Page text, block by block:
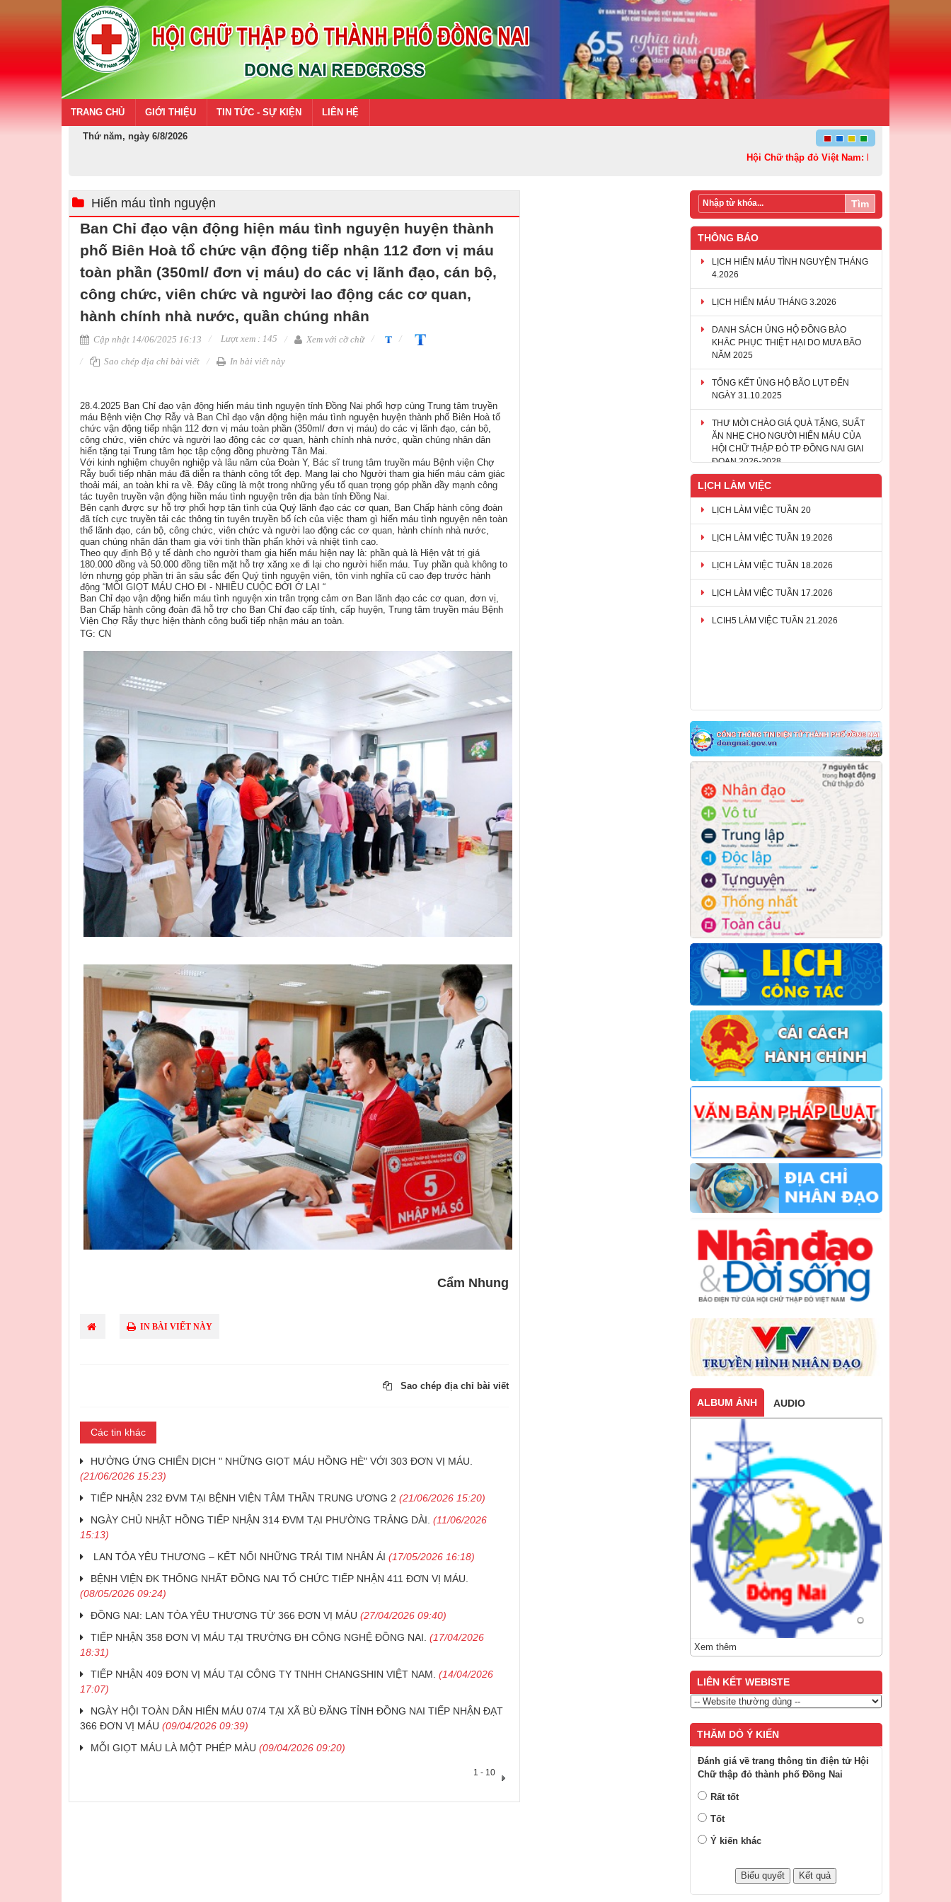
TRANG CHỦ GIỚI THIỆU TIN TỨC - SỰ KIỆN LIÊN HỆ
Thứ năm, ngày 6/8/2026
Hội Chữ thập đỏ Việt Nam: Kết nối – Sẻ chia và
Tìm
Hiến máu tình nguyện
Ban Chỉ đạo vận động hiện máu tình nguyện huyện thành
phố Biên Hoà tổ chức vận động tiếp nhận 112 đơn vị máu
toàn phần (350ml/ đơn vị máu) do các vị lãnh đạo, cán bộ,
công chức, viên chức và người lao động các cơ quan,
hành chính nhà nước, quần chúng nhân
Cập nhật 14/06/2025 16:13 Lượt xem : 145 Xem với cỡ chữ
Sao chép địa chỉ bài viết In bài viết này
28.4.2025 Ban Chỉ đạo vận động hiến máu tình nguyện tỉnh Đồng Nai phối hợp cùng Trung tâm truyền
máu Bệnh viện Chợ Rẫy và Ban Chỉ đạo vận động hiện máu tình nguyện huyện thành phố Biên Hoà tổ
chức vận động tiếp nhận 112 đơn vị máu toàn phần (350ml/ đơn vị máu) do các vị lãnh đạo, cán bộ,
công chức, viên chức và người lao động các cơ quan, hành chính nhà nước, quần chúng nhân dân
hiến tặng tại Trung tâm học tập cộng đồng phường Tân Mai.
Với kinh nghiệm chuyên nghiệp và lâu năm của Đoàn Y, Bác sĩ trung tâm truyền máu Bệnh viện Chợ
Rẫy buổi tiếp nhận máu đã diễn ra thành công tốt đẹp. Mang lại cho Người tham gia hiến máu cảm giác
thoải mái, an toàn khi ra về. Đây cũng là một trong những yếu tố quan trọng góp phần đầy mạnh công
tác tuyên truyền vận động hiền máu tình nguyện trên địa bàn tỉnh Đồng Nai.
Bên cạnh được sự hỗ trợ phối hợp tận tình của Quý lãnh đạo các cơ quan, Ban Chấp hành công đoàn
đã tích cực truyền tải các thông tin tuyên truyền bổ ích của việc tham gì hiến máu tình nguyện nên toàn
thể lãnh đạo, cán bộ, công chức, viên chức và người lao động các cơ quan, hành chính nhà nước,
quan chúng nhân dân tham gia với tinh thần phấn khởi và nhiệt tình cao.
Theo quy định Bộ y tế dành cho người tham gia hiến máu hiện nay là: phần quà là Hiện vật trị giá
180.000 đồng và 50.000 đồng tiền mặt hỗ trợ xăng xe đi lại cho người hiến máu. Tuy phần quà không to
lớn nhưng góp phần tri ân sâu sắc đến Quý tình nguyện viên, tôn vinh nghĩa cũ cao đẹp trước hành
động “MỖI GIỌT MÁU CHO ĐI - NHIỀU CUỘC ĐỜI Ở LẠI “
Ban Chỉ đạo vận động hiến máu tình nguyện xin trân trọng cảm ơn Ban lãnh đạo các cơ quan, đơn vị,
Ban Chấp hành công đoàn đã hỗ trợ cho Ban Chỉ đạo cấp tỉnh, cấp huyện, Trung tâm truyền máu Bệnh
Viện Chợ Rẫy thực hiện thành công buổi tiếp nhận máu an toàn.​
TG: CN
Cẩm Nhung
IN BÀI VIẾT NÀY
Sao chép địa chỉ bài viết
Các tin khác
HƯỞNG ỨNG CHIẾN DỊCH " NHỮNG GIỌT MÁU HỒNG HÈ" VỚI 303 ĐƠN VỊ MÁU.
(21/06/2026 15:23)
TIẾP NHẬN 232 ĐVM TẠI BỆNH VIỆN TÂM THẦN TRUNG ƯƠNG 2 (21/06/2026 15:20)
NGÀY CHỦ NHẬT HỒNG TIẾP NHẬN 314 ĐVM TẠI PHƯỜNG TRẢNG DÀI. (11/06/2026
15:13)
LAN TỎA YÊU THƯƠNG – KẾT NỐI NHỮNG TRÁI TIM NHÂN ÁI (17/05/2026 16:18)
BỆNH VIỆN ĐK THỐNG NHẤT ĐỒNG NAI TỔ CHỨC TIẾP NHẬN 411 ĐƠN VỊ MÁU.
(08/05/2026 09:24)
ĐỒNG NAI: LAN TỎA YÊU THƯƠNG TỪ 366 ĐƠN VỊ MÁU (27/04/2026 09:40)
TIẾP NHẬN 358 ĐƠN VỊ MÁU TẠI TRƯỜNG ĐH CÔNG NGHỆ ĐỒNG NAI. (17/04/2026
18:31)
TIẾP NHẬN 409 ĐƠN VỊ MÁU TẠI CÔNG TY TNHH CHANGSHIN VIỆT NAM. (14/04/2026
17:07)
NGÀY HỘI TOÀN DÂN HIẾN MÁU 07/4 TẠI XÃ BÙ ĐĂNG TỈNH ĐỒNG NAI TIẾP NHẬN ĐẠT
366 ĐƠN VỊ MÁU (09/04/2026 09:39)
MỖI GIỌT MÁU LÀ MỘT PHÉP MÀU (09/04/2026 09:20)
1 - 10
THÔNG BÁO
LỊCH HIẾN MÁU TÌNH NGUYỆN THÁNG
4.2026
LỊCH HIẾN MÁU THÁNG 3.2026
DANH SÁCH ỦNG HỘ ĐỒNG BÀO
KHẮC PHỤC THIỆT HẠI DO MƯA BÃO
NĂM 2025
TỔNG KẾT ỦNG HỘ BÃO LỤT ĐẾN
NGÀY 31.10.2025
THƯ MỜI CHÀO GIÁ QUÀ TẶNG, SUẤT
ĂN NHẸ CHO NGƯỜI HIẾN MÁU CỦA
HỘI CHỮ THẬP ĐỎ TP ĐỒNG NAI GIAI
ĐOẠN 2026-2028
LỊCH LÀM VIỆC
LỊCH LÀM VIỆC TUẦN 20
LỊCH LÀM VIỆC TUẦN 19.2026
LỊCH LÀM VIỆC TUẦN 18.2026
LỊCH LÀM VIỆC TUẦN 17.2026
LCIH5 LÀM VIỆC TUẦN 21.2026
ALBUM ẢNH AUDIO
Xem thêm
LIÊN KẾT WEBISTE
THĂM DÒ Ý KIẾN
Đánh giá về trang thông tin điện tử Hội
Chữ thập đỏ thành phố Đồng Nai
Rất tốt
Tốt
Ý kiến khác